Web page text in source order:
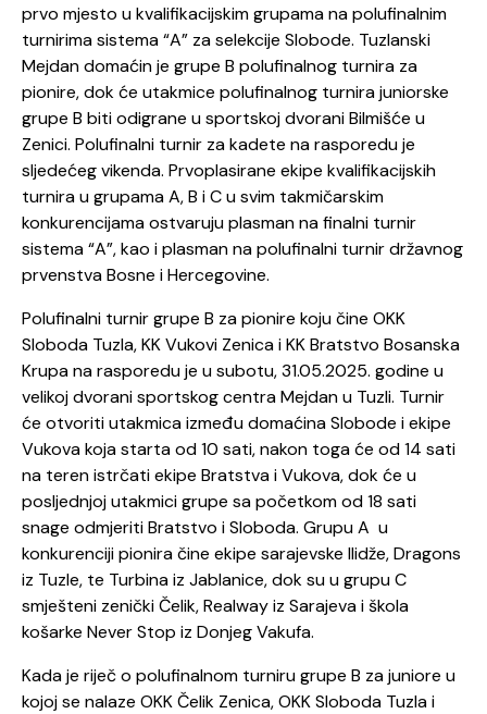
prvo mjesto u kvalifikacijskim grupama na polufinalnim
turnirima sistema “A” za selekcije Slobode. Tuzlanski
Mejdan domaćin je grupe B polufinalnog turnira za
pionire, dok će utakmice polufinalnog turnira juniorske
grupe B biti odigrane u sportskoj dvorani Bilmišće u
Zenici. Polufinalni turnir za kadete na rasporedu je
sljedećeg vikenda. Prvoplasirane ekipe kvalifikacijskih
turnira u grupama A, B i C u svim takmičarskim
konkurencijama ostvaruju plasman na finalni turnir
sistema “A”, kao i plasman na polufinalni turnir državnog
prvenstva Bosne i Hercegovine.
Polufinalni turnir grupe B za pionire koju čine OKK
Sloboda Tuzla, KK Vukovi Zenica i KK Bratstvo Bosanska
Krupa na rasporedu je u subotu, 31.05.2025. godine u
velikoj dvorani sportskog centra Mejdan u Tuzli. Turnir
će otvoriti utakmica između domaćina Slobode i ekipe
Vukova koja starta od 10 sati, nakon toga će od 14 sati
na teren istrčati ekipe Bratstva i Vukova, dok će u
posljednjoj utakmici grupe sa početkom od 18 sati
snage odmjeriti Bratstvo i Sloboda. Grupu A u
konkurenciji pionira čine ekipe sarajevske Ilidže, Dragons
iz Tuzle, te Turbina iz Jablanice, dok su u grupu C
smješteni zenički Čelik, Realway iz Sarajeva i škola
košarke Never Stop iz Donjeg Vakufa.
Kada je riječ o polufinalnom turniru grupe B za juniore u
kojoj se nalaze OKK Čelik Zenica, OKK Sloboda Tuzla i